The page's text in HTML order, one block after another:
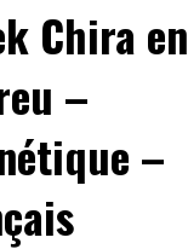
Chira en
–
–